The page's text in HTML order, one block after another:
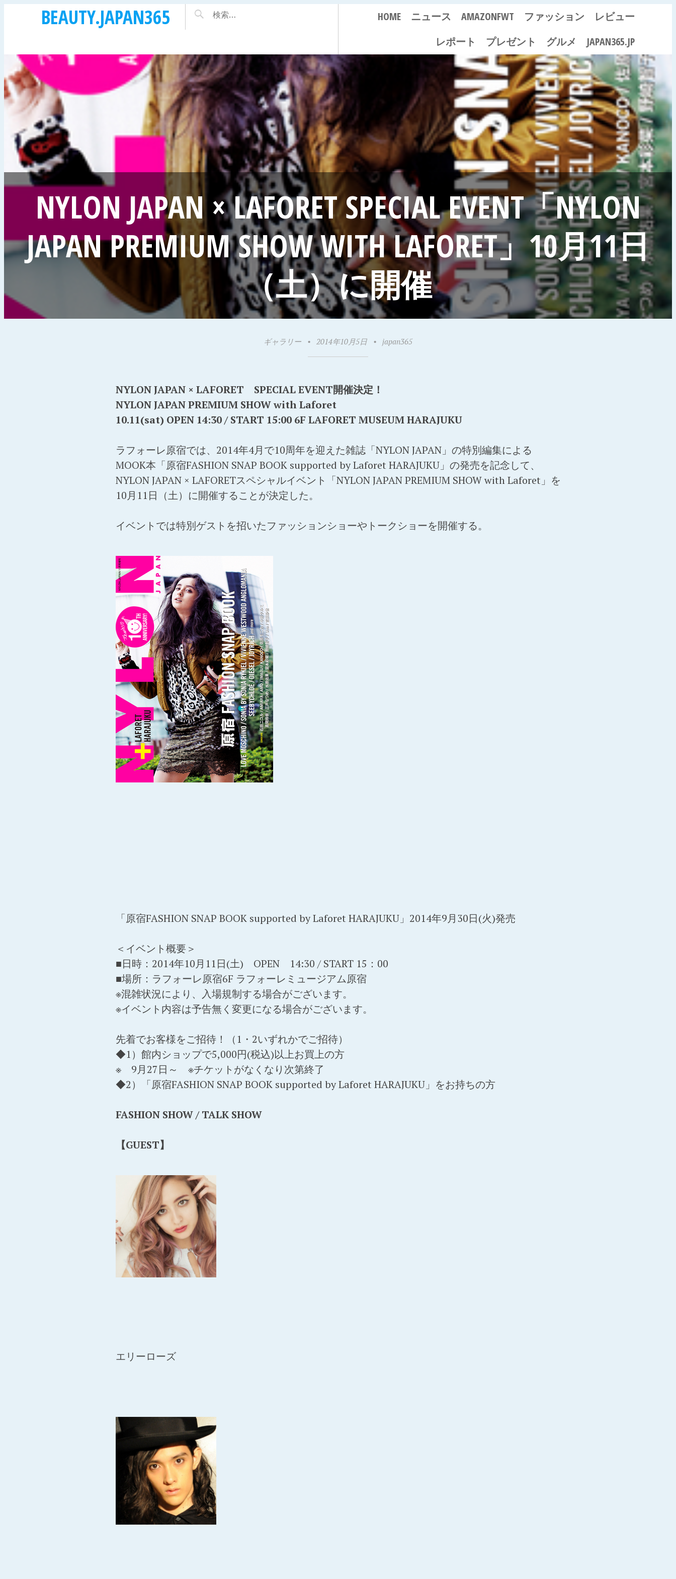
BEAUTY.JAPAN365 HOME ニュース AMAZONFWT ファッション
レビュー
レポート
プレゼント グルメ JAPAN365.JP
NYLON JAPAN × LAFORET SPECIAL EVENT「NYLON
JAPAN PREMIUM SHOW WITH LAFORET」10月11日
（土）に開催
ギャラリー • 2014年10月5日 • japan365
NYLON JAPAN × LAFORET SPECIAL EVENT開催決定！
NYLON JAPAN PREMIUM SHOW with Laforet
10.11(sat) OPEN 14:30 / START 15:00 6F LAFORET MUSEUM HARAJUKU
ラフォーレ原宿では、2014年4月で10周年を迎えた雑誌「NYLON JAPAN」の特別編集による
MOOK本「原宿FASHION SNAP BOOK supported by Laforet HARAJUKU」の発売を記念して、
NYLON JAPAN × LAFORETスペシャルイベント「NYLON JAPAN PREMIUM SHOW with Laforet」を
10月11日（土）に開催することが決定した。
イベントでは特別ゲストを招いたファッションショーやトークショーを開催する。
「原宿FASHION SNAP BOOK supported by Laforet HARAJUKU」2014年9月30日(火)発売
＜イベント概要＞
■日時：2014年10月11日(土) OPEN 14:30 / START 15：00
■場所：ラフォーレ原宿6F ラフォーレミュージアム原宿
※混雑状況により、入場規制する場合がございます。
※イベント内容は予告無く変更になる場合がございます。
先着でお客様をご招待！（1・2いずれかでご招待）
◆1）館内ショップで5,000円(税込)以上お買上の方
※ 9月27日～ ※チケットがなくなり次第終了
◆2）「原宿FASHION SNAP BOOK supported by Laforet HARAJUKU」をお持ちの方
FASHION SHOW / TALK SHOW
【GUEST】
エリーローズ